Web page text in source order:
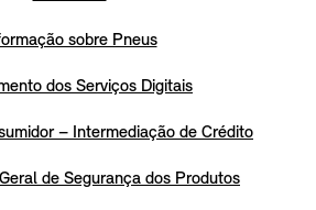
sobre Pneus
dos Serviços Digitais
– Intermediação de Crédito
de Segurança dos Produtos